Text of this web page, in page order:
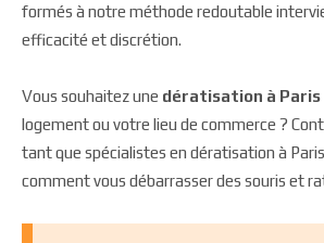
formés à notre méthode redoutable
efficacité et discrétion.
Vous souhaitez une dératisation à Paris
logement ou votre lieu de commerce ?
tant que spécialistes en dératisation à
comment vous débarrasser des souris et